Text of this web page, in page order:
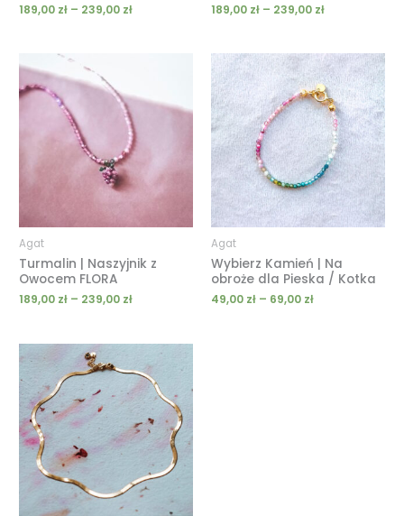
189,00 zł – 239,00 zł 189,00 zł – 239,00 zł
Agat
Turmalin | Naszyjnik z
Owocem FLORA
189,00 zł – 239,00 zł
189,00 zł
do
239,00 zł
Agat
Wybierz Kamień | Na
obroże dla Pieska / Kotka
49,00 zł – 69,00 zł
Zakres
cen:
od
49,00 zł
do
69,00 zł